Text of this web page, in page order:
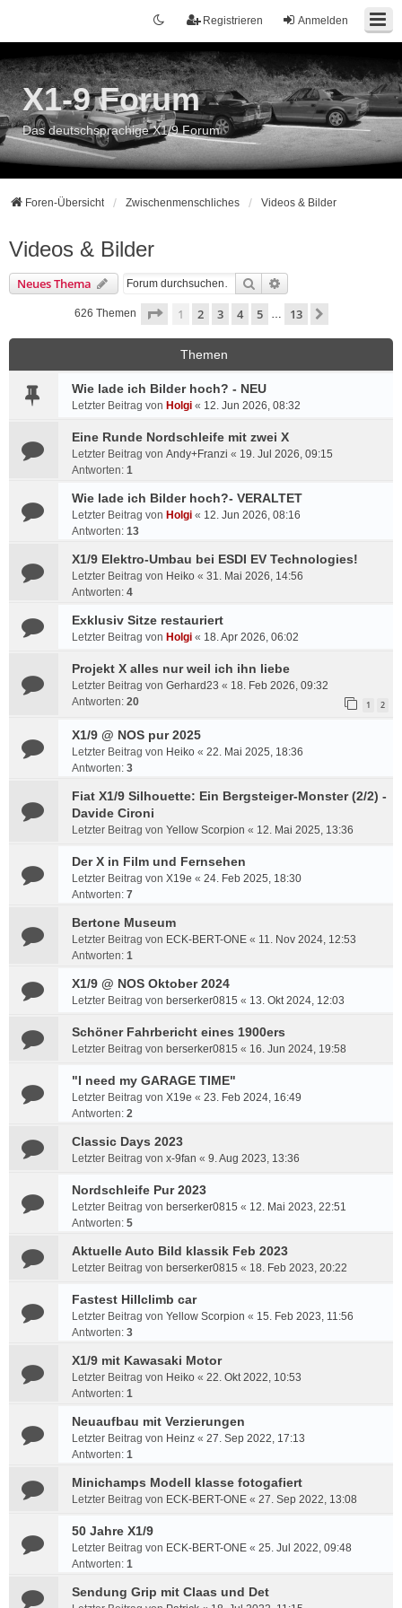
Anmelden
Registrieren
X1-9 Forum
Das deutschsprachige X1/9 Forum
Foren-Übersicht Zwischenmenschliches Videos & Bilder
Videos & Bilder
Neues Thema Suche
626 Themen Seite 1von 13
1 2 3 4 5 … 13
Themen
Wie lade ich Bilder hoch? - NEU
Letzter Beitrag von Holgi « 12. Jun 2026, 08:32
Eine Runde Nordschleife mit zwei X
Letzter Beitrag von Andy+Franzi « 19. Jul 2026, 09:15
Antworten: 1
Wie lade ich Bilder hoch?- VERALTET
Letzter Beitrag von Holgi « 12. Jun 2026, 08:16
Antworten: 13
X1/9 Elektro-Umbau bei ESDI EV Technologies!
Letzter Beitrag von Heiko « 31. Mai 2026, 14:56
Antworten: 4
Exklusiv Sitze restauriert
Letzter Beitrag von Holgi « 18. Apr 2026, 06:02
Projekt X alles nur weil ich ihn liebe
Letzter Beitrag von Gerhard23 « 18. Feb 2026, 09:32
Antworten: 20 1 2
X1/9 @ NOS pur 2025
Letzter Beitrag von Heiko « 22. Mai 2025, 18:36
Antworten: 3
Fiat X1/9 Silhouette: Ein Bergsteiger-Monster (2/2) -
Davide Cironi
Letzter Beitrag von Yellow Scorpion « 12. Mai 2025, 13:36
Der X in Film und Fernsehen
Letzter Beitrag von X19e « 24. Feb 2025, 18:30
Antworten: 7
Bertone Museum
Letzter Beitrag von ECK-BERT-ONE « 11. Nov 2024, 12:53
Antworten: 1
X1/9 @ NOS Oktober 2024
Letzter Beitrag von berserker0815 « 13. Okt 2024, 12:03
Schöner Fahrbericht eines 1900ers
Letzter Beitrag von berserker0815 « 16. Jun 2024, 19:58
"I need my GARAGE TIME"
Letzter Beitrag von X19e « 23. Feb 2024, 16:49
Antworten: 2
Classic Days 2023
Letzter Beitrag von x-9fan « 9. Aug 2023, 13:36
Nordschleife Pur 2023
Letzter Beitrag von berserker0815 « 12. Mai 2023, 22:51
Antworten: 5
Aktuelle Auto Bild klassik Feb 2023
Letzter Beitrag von berserker0815 « 18. Feb 2023, 20:22
Fastest Hillclimb car
Letzter Beitrag von Yellow Scorpion « 15. Feb 2023, 11:56
Antworten: 3
X1/9 mit Kawasaki Motor
Letzter Beitrag von Heiko « 22. Okt 2022, 10:53
Antworten: 1
Neuaufbau mit Verzierungen
Letzter Beitrag von Heinz « 27. Sep 2022, 17:13
Antworten: 1
Minichamps Modell klasse fotogafiert
Letzter Beitrag von ECK-BERT-ONE « 27. Sep 2022, 13:08
50 Jahre X1/9
Letzter Beitrag von ECK-BERT-ONE « 25. Jul 2022, 09:48
Antworten: 1
Sendung Grip mit Claas und Det